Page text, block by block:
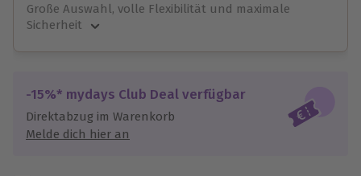
Große Auswahl, volle Flexibilität und maximale
Sicherheit
Jeder Gutschein für alle Erlebnisse einlösbar.
Maximale Sicherheit
3 Jahre gültig & verlängerbar.
-15%* mydays Club Deal verfügbar
Direktabzug im Warenkorb
Melde dich hier an